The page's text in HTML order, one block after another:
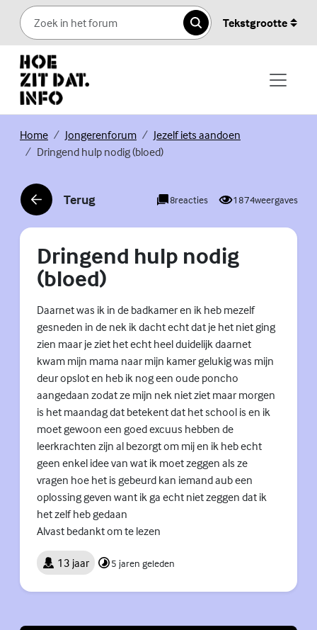
Skip to content
Zoeken
Tekstgrootte
Home(Externe link)
Jongerenforum(Externe link)
Jezelf iets aandoen
Dringend hulp nodig (bloed)
Terug
(Externe link) 8reacties 1874weergaves
Dringend hulp nodig
(bloed)
Daarnet was ik in de badkamer en ik heb mezelf
gesneden in de nek ik dacht echt dat je het niet ging
zien maar je ziet het echt heel duidelijk daarnet
kwam mijn mama naar mijn kamer gelukig was mijn
deur opslot en heb ik nog een oude poncho
aangedaan zodat ze mijn nek niet ziet maar morgen
is het maandag dat betekent dat het school is en ik
moet gewoon een goed excuus hebben de
leerkrachten zijn al bezorgt om mij en ik heb echt
geen enkel idee van wat ik moet zeggen als ze
vragen hoe het is gebeurd kan iemand aub een
oplossing geven want ik ga echt niet zeggen dat ik
het zelf heb gedaan
Alvast bedankt om te lezen
13 jaar 5 jaren geleden